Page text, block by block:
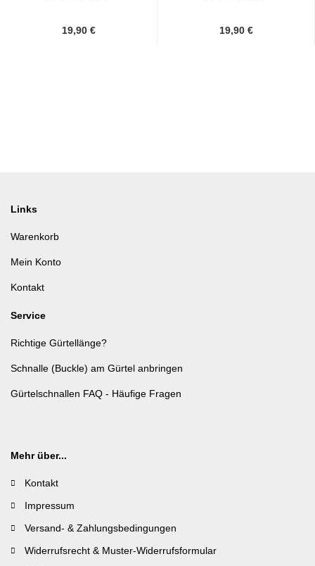
19,90 € 19,90 €
Links
Warenkorb
Mein Konto
Kontakt
Service
Richtige Gürtellänge?
Schnalle (Buckle) am Gürtel anbringen
Gürtelschnallen FAQ - Häufige Fragen
Mehr über...
Kontakt
Impressum
Versand- & Zahlungsbedingungen
Widerrufsrecht & Muster-Widerrufsformular